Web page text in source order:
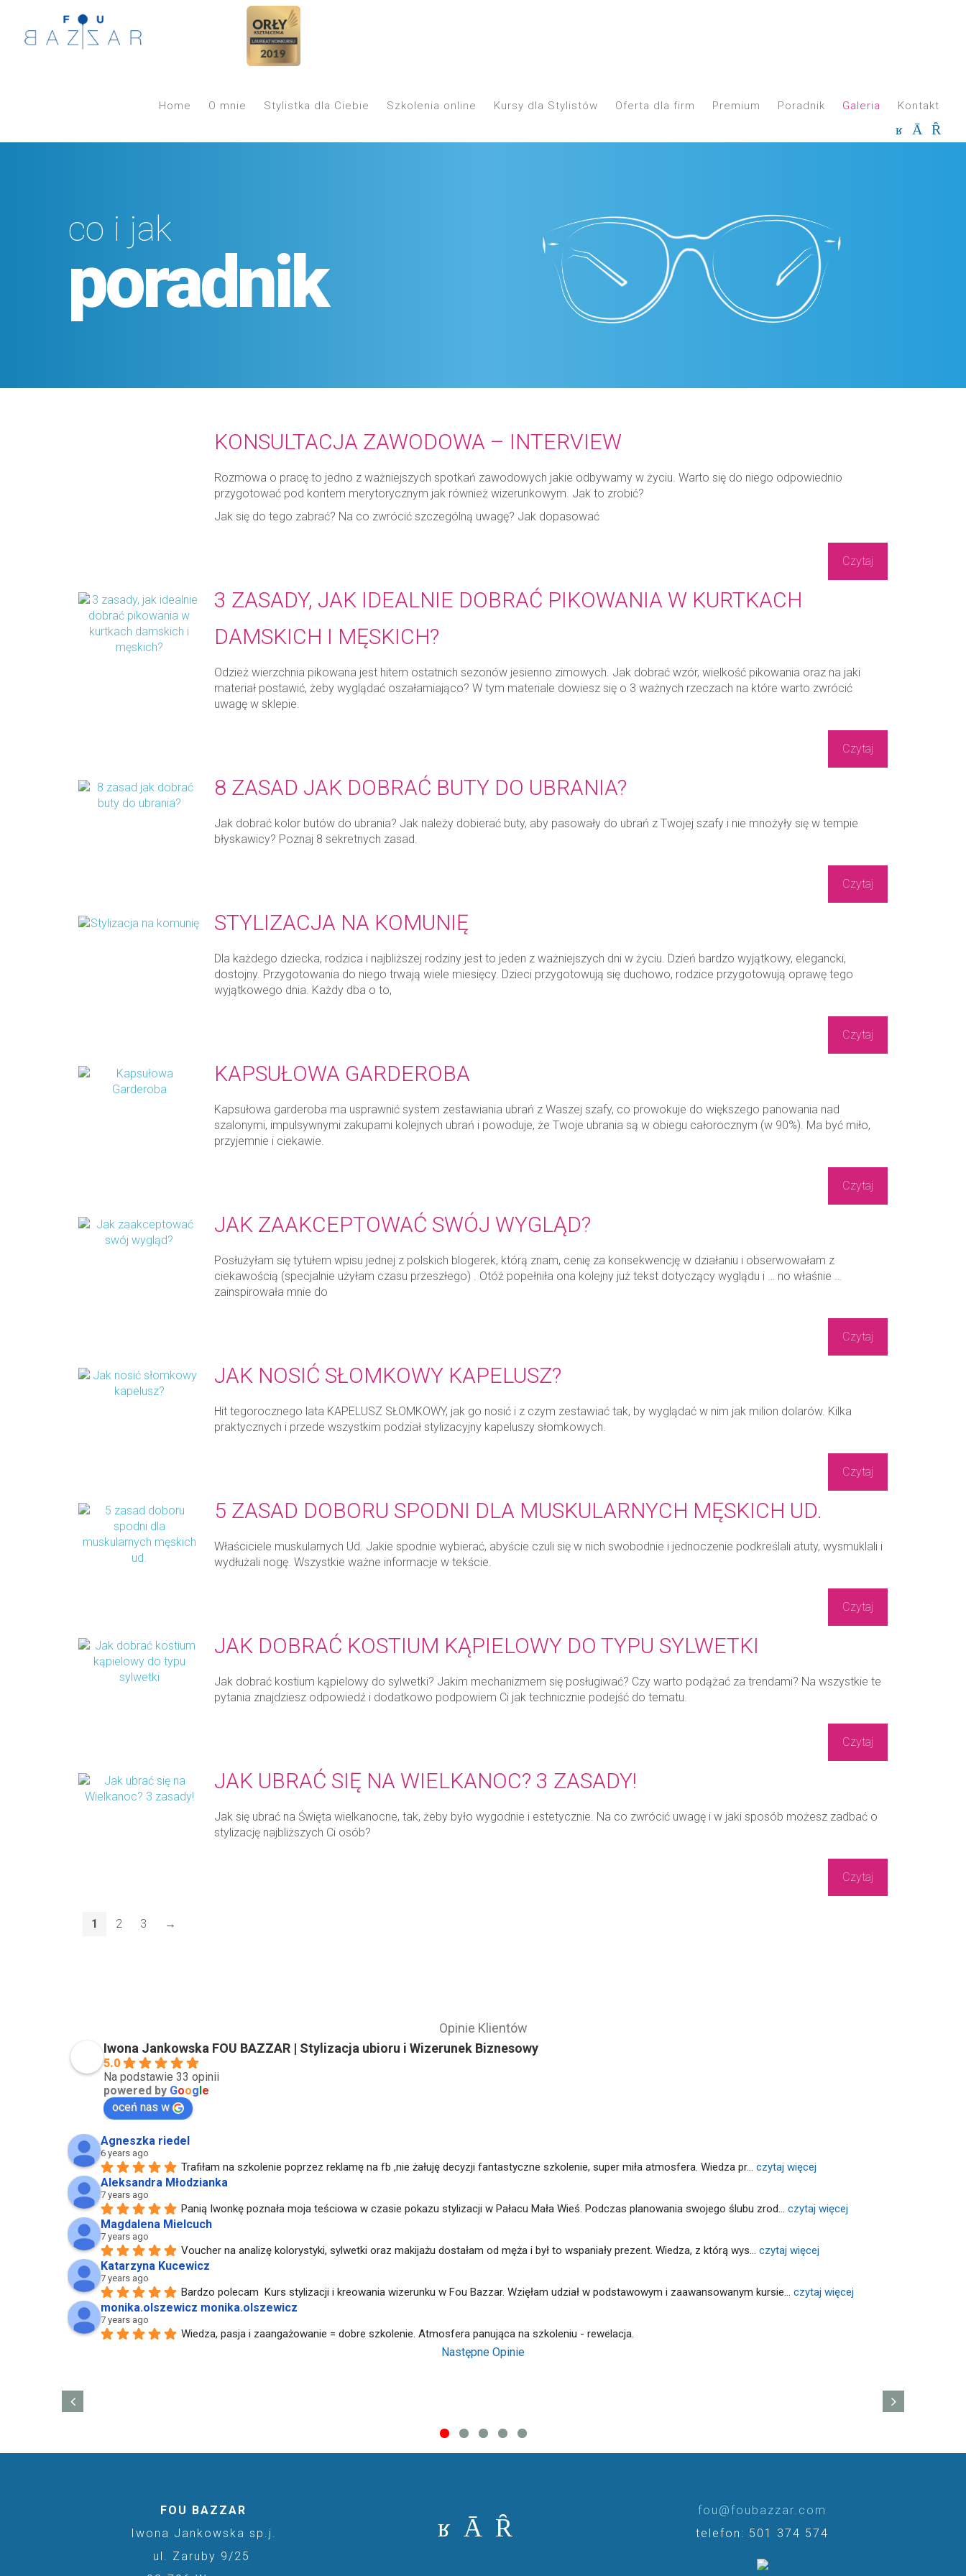
Home O mnie Stylistka dla Ciebie Szkolenia online Kursy dla Stylistów Oferta dla firm Premium Poradnik Galeria Kontakt
co i jak
poradnik
KONSULTACJA ZAWODOWA – INTERVIEW
Rozmowa o pracę to jedno z ważniejszych spotkań zawodowych jakie odbywamy w życiu. Warto się do niego odpowiednio
przygotować pod kontem merytorycznym jak również wizerunkowym. Jak to zrobić?
Jak się do tego zabrać? Na co zwrócić szczególną uwagę? Jak dopasować
Czytaj
3 ZASADY, JAK IDEALNIE DOBRAĆ PIKOWANIA W KURTKACH
DAMSKICH I MĘSKICH?
Odzież wierzchnia pikowana jest hitem ostatnich sezonów jesienno zimowych. Jak dobrać wzór, wielkość pikowania oraz na jaki
materiał postawić, żeby wyglądać oszałamiająco? W tym materiale dowiesz się o 3 ważnych rzeczach na które warto zwrócić
uwagę w sklepie.
Czytaj
8 ZASAD JAK DOBRAĆ BUTY DO UBRANIA?
Jak dobrać kolor butów do ubrania? Jak należy dobierać buty, aby pasowały do ubrań z Twojej szafy i nie mnożyły się w tempie
błyskawicy? Poznaj 8 sekretnych zasad.
Czytaj
STYLIZACJA NA KOMUNIĘ
Dla każdego dziecka, rodzica i najbliższej rodziny jest to jeden z ważniejszych dni w życiu. Dzień bardzo wyjątkowy, elegancki,
dostojny. Przygotowania do niego trwają wiele miesięcy. Dzieci przygotowują się duchowo, rodzice przygotowują oprawę tego
wyjątkowego dnia. Każdy dba o to,
Czytaj
KAPSUŁOWA GARDEROBA
Kapsułowa garderoba ma usprawnić system zestawiania ubrań z Waszej szafy, co prowokuje do większego panowania nad
szalonymi, impulsywnymi zakupami kolejnych ubrań i powoduje, że Twoje ubrania są w obiegu całorocznym (w 90%). Ma być miło,
przyjemnie i ciekawie.
Czytaj
JAK ZAAKCEPTOWAĆ SWÓJ WYGLĄD?
Posłużyłam się tytułem wpisu jednej z polskich blogerek, którą znam, cenię za konsekwencję w działaniu i obserwowałam z
ciekawością (specjalnie użyłam czasu przeszłego) . Otóż popełniła ona kolejny już tekst dotyczący wyglądu i … no właśnie …
zainspirowała mnie do
Czytaj
JAK NOSIĆ SŁOMKOWY KAPELUSZ?
Hit tegorocznego lata KAPELUSZ SŁOMKOWY, jak go nosić i z czym zestawiać tak, by wyglądać w nim jak milion dolarów. Kilka
praktycznych i przede wszystkim podział stylizacyjny kapeluszy słomkowych.
Czytaj
5 ZASAD DOBORU SPODNI DLA MUSKULARNYCH MĘSKICH UD.
Właściciele muskularnych Ud. Jakie spodnie wybierać, abyście czuli się w nich swobodnie i jednoczenie podkreślali atuty, wysmuklali i
wydłużali nogę. Wszystkie ważne informacje w tekście.
Czytaj
JAK DOBRAĆ KOSTIUM KĄPIELOWY DO TYPU SYLWETKI
Jak dobrać kostium kąpielowy do sylwetki? Jakim mechanizmem się posługiwać? Czy warto podążać za trendami? Na wszystkie te
pytania znajdziesz odpowiedź i dodatkowo podpowiem Ci jak technicznie podejść do tematu.
Czytaj
JAK UBRAĆ SIĘ NA WIELKANOC? 3 ZASADY!
Jak się ubrać na Święta wielkanocne, tak, żeby było wygodnie i estetycznie. Na co zwrócić uwagę i w jaki sposób możesz zadbać o
stylizację najbliższych Ci osób?
Czytaj
1 2 3 →
Opinie Klientów
Iwona Jankowska FOU BAZZAR | Stylizacja ubioru i Wizerunek Biznesowy
5.0
Na podstawie 33 opinii
powered by Google
oceń nas w
Agneszka riedel
6 years ago
Trafiłam na szkolenie poprzez reklamę na fb ,nie żałuję decyzji fantastyczne szkolenie, super miła atmosfera. Wiedza pr... czytaj więcej
Aleksandra Młodzianka
7 years ago
Panią Iwonkę poznała moja teściowa w czasie pokazu stylizacji w Pałacu Mała Wieś. Podczas planowania swojego ślubu zrod... czytaj więcej
Magdalena Mielcuch
7 years ago
Voucher na analizę kolorystyki, sylwetki oraz makijażu dostałam od męża i był to wspaniały prezent. Wiedza, z którą wys... czytaj więcej
Katarzyna Kucewicz
7 years ago
Bardzo polecam  Kurs stylizacji i kreowania wizerunku w Fou Bazzar. Wzięłam udział w podstawowym i zaawansowanym kursie... czytaj więcej
monika.olszewicz monika.olszewicz
7 years ago
Wiedza, pasja i zaangażowanie = dobre szkolenie. Atmosfera panująca na szkoleniu - rewelacja.
Następne Opinie
FOU BAZZAR
Iwona Jankowska sp.j.
ul. Zaruby 9/25
fou@foubazzar.com
telefon: 501 374 574